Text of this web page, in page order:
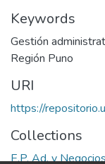
Keywords
Gestión
Región Puno
URI
https://
Collections
E.P. Ad. y